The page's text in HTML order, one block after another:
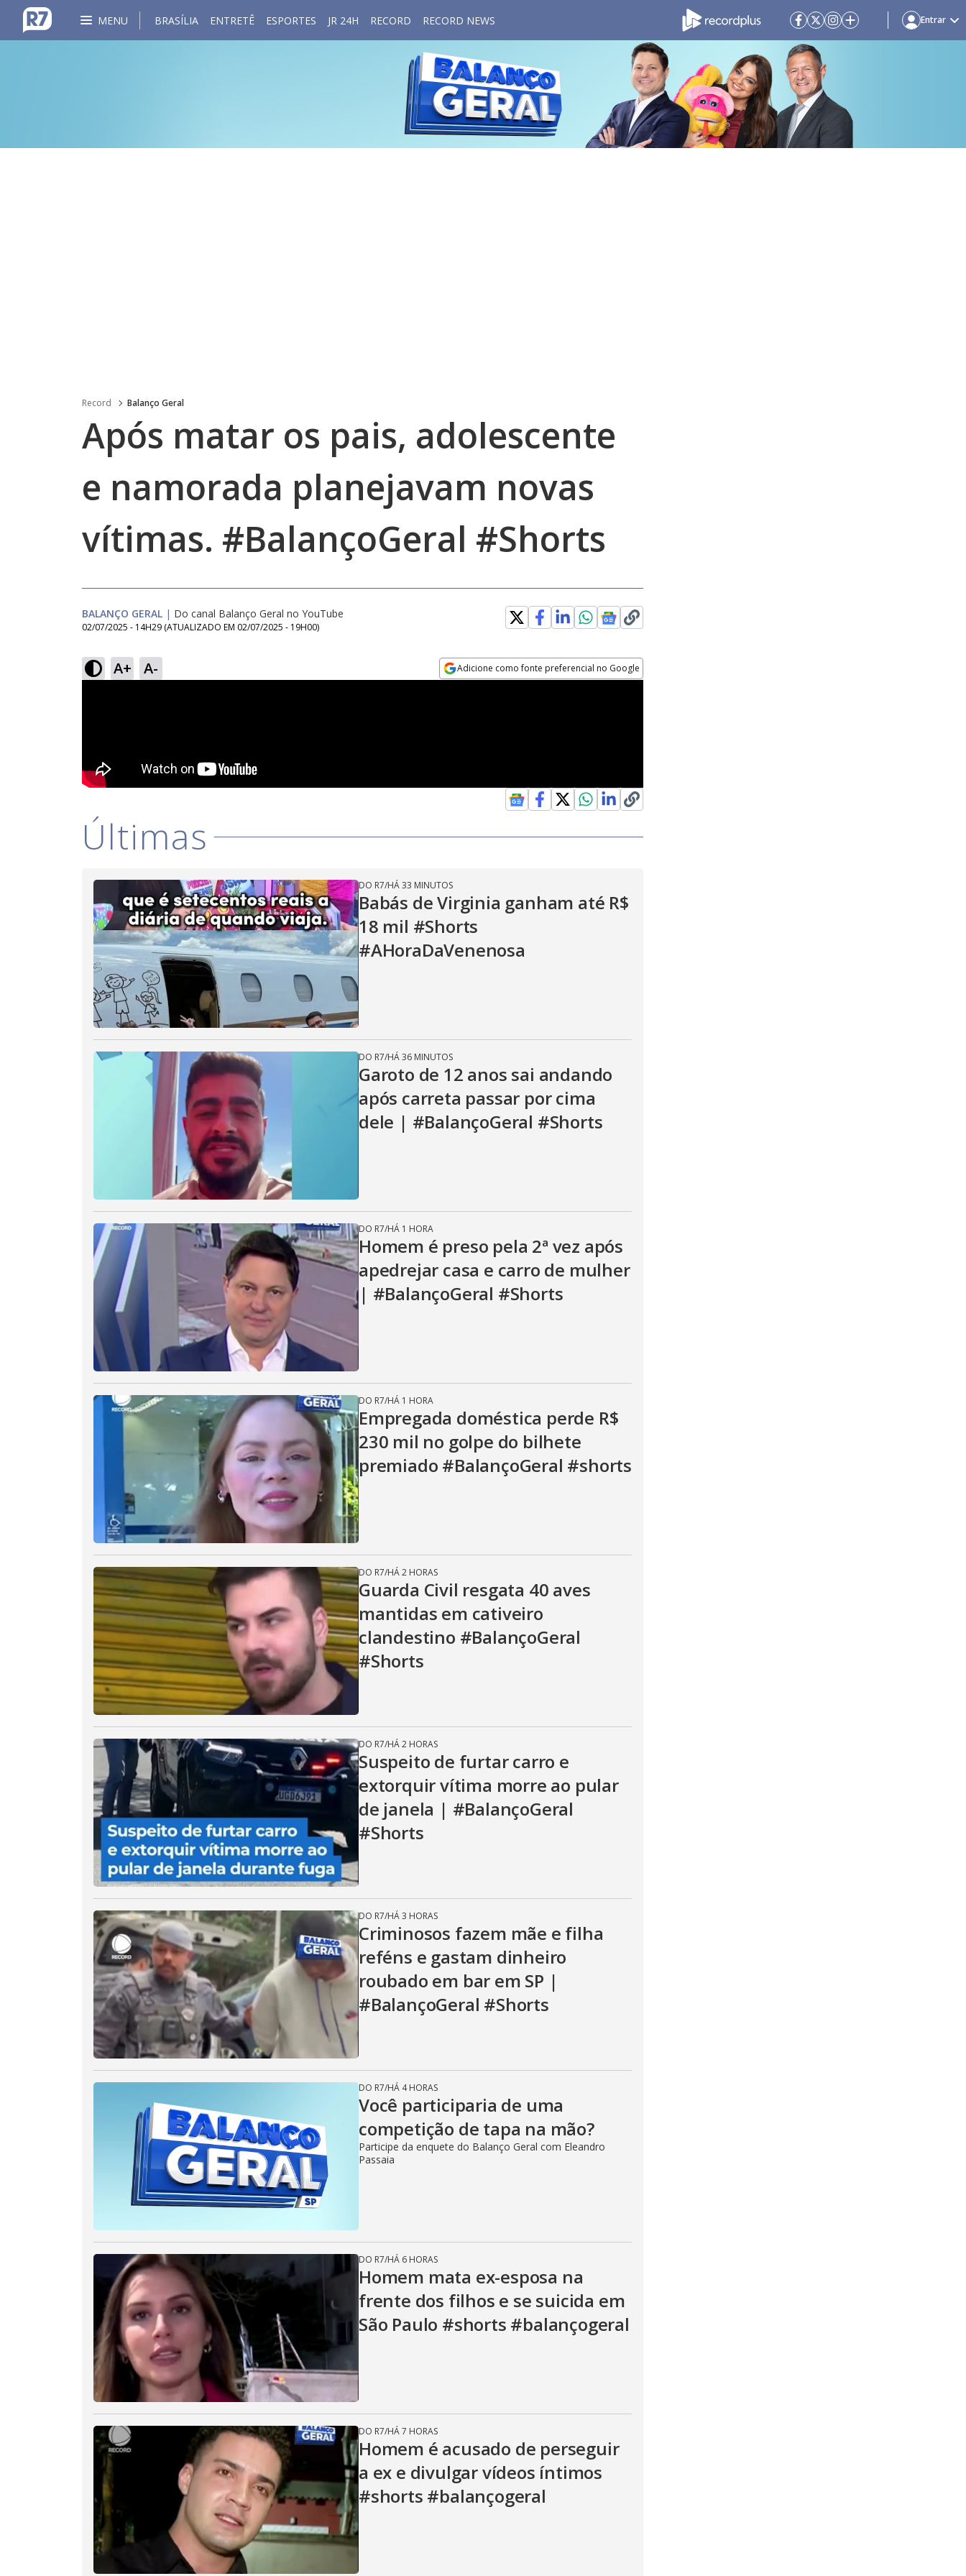
MENU BRASÍLIA ENTRETÊ ESPORTES JR 24H RECORD RECORD NEWS Entrar
Record Balanço Geral
Após matar os pais, adolescente
e namorada planejavam novas
vítimas. #BalançoGeral #Shorts
BALANÇO GERAL | Do canal Balanço Geral no YouTube
02/07/2025 - 14H29 (ATUALIZADO EM 02/07/2025 - 19H00)
A+ A- Adicione como fonte preferencial no Google
Últimas
DO R7/HÁ 33 MINUTOS
Babás de Virginia ganham até R$
18 mil #Shorts
#AHoraDaVenenosa
DO R7/HÁ 36 MINUTOS
Garoto de 12 anos sai andando
após carreta passar por cima
dele | #BalançoGeral #Shorts
DO R7/HÁ 1 HORA
Homem é preso pela 2ª vez após
apedrejar casa e carro de mulher
| #BalançoGeral #Shorts
DO R7/HÁ 1 HORA
Empregada doméstica perde R$
230 mil no golpe do bilhete
premiado #BalançoGeral #shorts
DO R7/HÁ 2 HORAS
Guarda Civil resgata 40 aves
mantidas em cativeiro
clandestino #BalançoGeral
#Shorts
DO R7/HÁ 2 HORAS
Suspeito de furtar carro e
extorquir vítima morre ao pular
de janela | #BalançoGeral
#Shorts
DO R7/HÁ 3 HORAS
Criminosos fazem mãe e filha
reféns e gastam dinheiro
roubado em bar em SP |
#BalançoGeral #Shorts
DO R7/HÁ 4 HORAS
Você participaria de uma
competição de tapa na mão?
Participe da enquete do Balanço Geral com Eleandro
Passaia
DO R7/HÁ 6 HORAS
Homem mata ex-esposa na
frente dos filhos e se suicida em
São Paulo #shorts #balançogeral
DO R7/HÁ 7 HORAS
Homem é acusado de perseguir
a ex e divulgar vídeos íntimos
#shorts #balançogeral